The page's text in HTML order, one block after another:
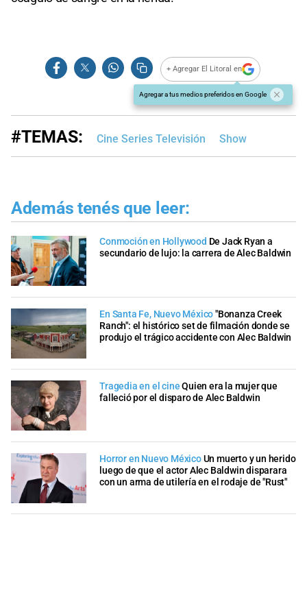
+ Agregar El Litoral en
Agregar a tus medios preferidos en Google
#TEMAS: Cine Series Televisión Show
Además tenés que leer:
Conmoción en Hollywood De Jack Ryan a
secundario de lujo: la carrera de Alec Baldwin
En Santa Fe, Nuevo México"Bonanza Creek
Ranch": el histórico set de filmación donde se
produjo el trágico accidente con Alec Baldwin
Tragedia en el cineQuien era la mujer que
falleció por el disparo de Alec Baldwin
Horror en Nuevo MéxicoUn muerto y un herido
luego de que el actor Alec Baldwin disparara
con un arma de utilería en el rodaje de "Rust"